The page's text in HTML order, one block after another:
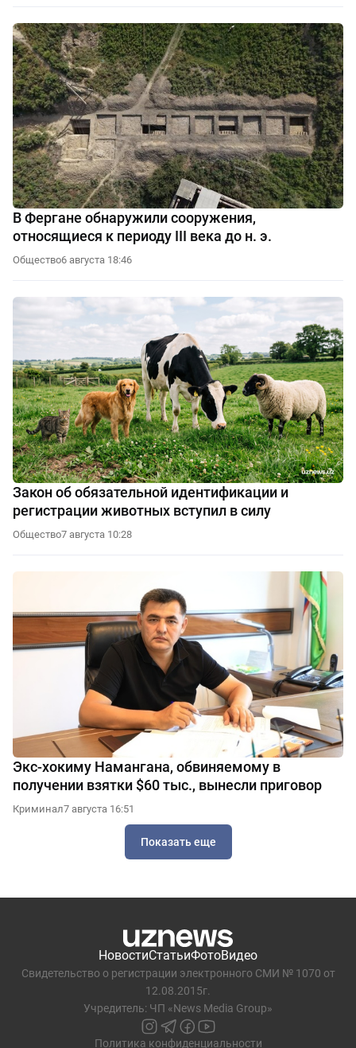
В Фергане обнаружили сооружения,
относящиеся к периоду III века до н. э.
Общество6 августа 18:46
Закон об обязательной идентификации и
регистрации животных вступил в силу
Общество7 августа 10:28
Экс-хокиму Намангана, обвиняемому в
получении взятки $60 тыс., вынесли приговор
Криминал7 августа 16:51
Показать еще
НовостиСтатьиФотоВидео
Свидетельство о регистрации электронного СМИ № 1070 от
12.08.2015г.
Учредитель: ЧП «News Media Group»
Политика конфиденциальности